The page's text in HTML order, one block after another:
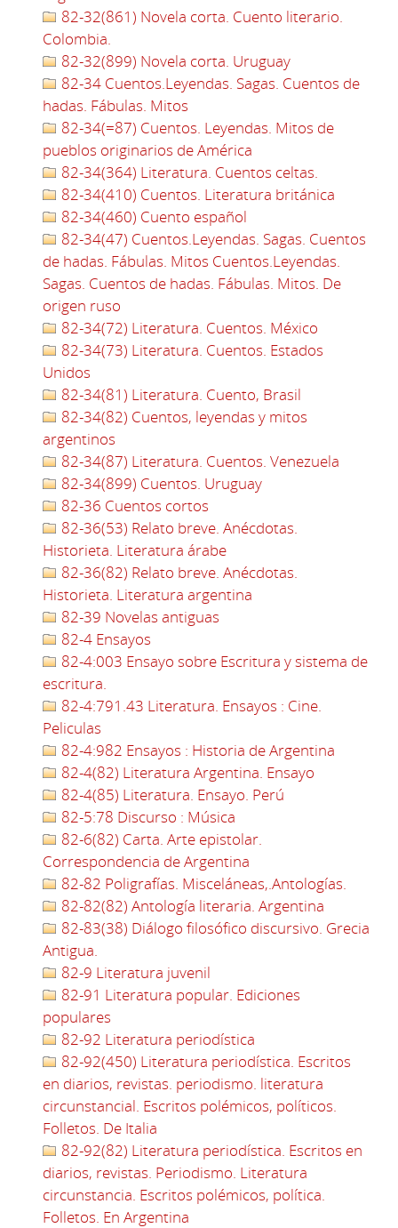
82-32(861) Novela corta. Cuento literario.
Colombia.
82-32(899) Novela corta. Uruguay
82-34 Cuentos.Leyendas. Sagas. Cuentos de
hadas. Fábulas. Mitos
82-34(=87) Cuentos. Leyendas. Mitos de
pueblos originarios de América
82-34(364) Literatura. Cuentos celtas.
82-34(410) Cuentos. Literatura británica
82-34(460) Cuento español
82-34(47) Cuentos.Leyendas. Sagas. Cuentos
de hadas. Fábulas. Mitos Cuentos.Leyendas.
Sagas. Cuentos de hadas. Fábulas. Mitos. De
origen ruso
82-34(72) Literatura. Cuentos. México
82-34(73) Literatura. Cuentos. Estados
Unidos
82-34(81) Literatura. Cuento, Brasil
82-34(82) Cuentos, leyendas y mitos
argentinos
82-34(87) Literatura. Cuentos. Venezuela
82-34(899) Cuentos. Uruguay
82-36 Cuentos cortos
82-36(53) Relato breve. Anécdotas.
Historieta. Literatura árabe
82-36(82) Relato breve. Anécdotas.
Historieta. Literatura argentina
82-39 Novelas antiguas
82-4 Ensayos
82-4:003 Ensayo sobre Escritura y sistema de
escritura.
82-4:791.43 Literatura. Ensayos : Cine.
Peliculas
82-4:982 Ensayos : Historia de Argentina
82-4(82) Literatura Argentina. Ensayo
82-4(85) Literatura. Ensayo. Perú
82-5:78 Discurso : Música
82-6(82) Carta. Arte epistolar.
Correspondencia de Argentina
82-82 Poligrafías. Misceláneas,.Antologías.
82-82(82) Antología literaria. Argentina
82-83(38) Diálogo filosófico discursivo. Grecia
Antigua.
82-9 Literatura juvenil
82-91 Literatura popular. Ediciones
populares
82-92 Literatura periodística
82-92(450) Literatura periodística. Escritos
en diarios, revistas. periodismo. literatura
circunstancial. Escritos polémicos, políticos.
Folletos. De Italia
82-92(82) Literatura periodística. Escritos en
diarios, revistas. Periodismo. Literatura
circunstancia. Escritos polémicos, política.
Folletos. En Argentina